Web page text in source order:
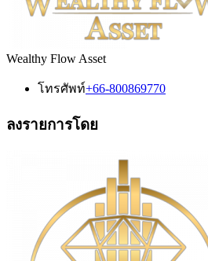
Wealthy Flow Asset
โทรศัพท์+66-800869770
ลงรายการโดย